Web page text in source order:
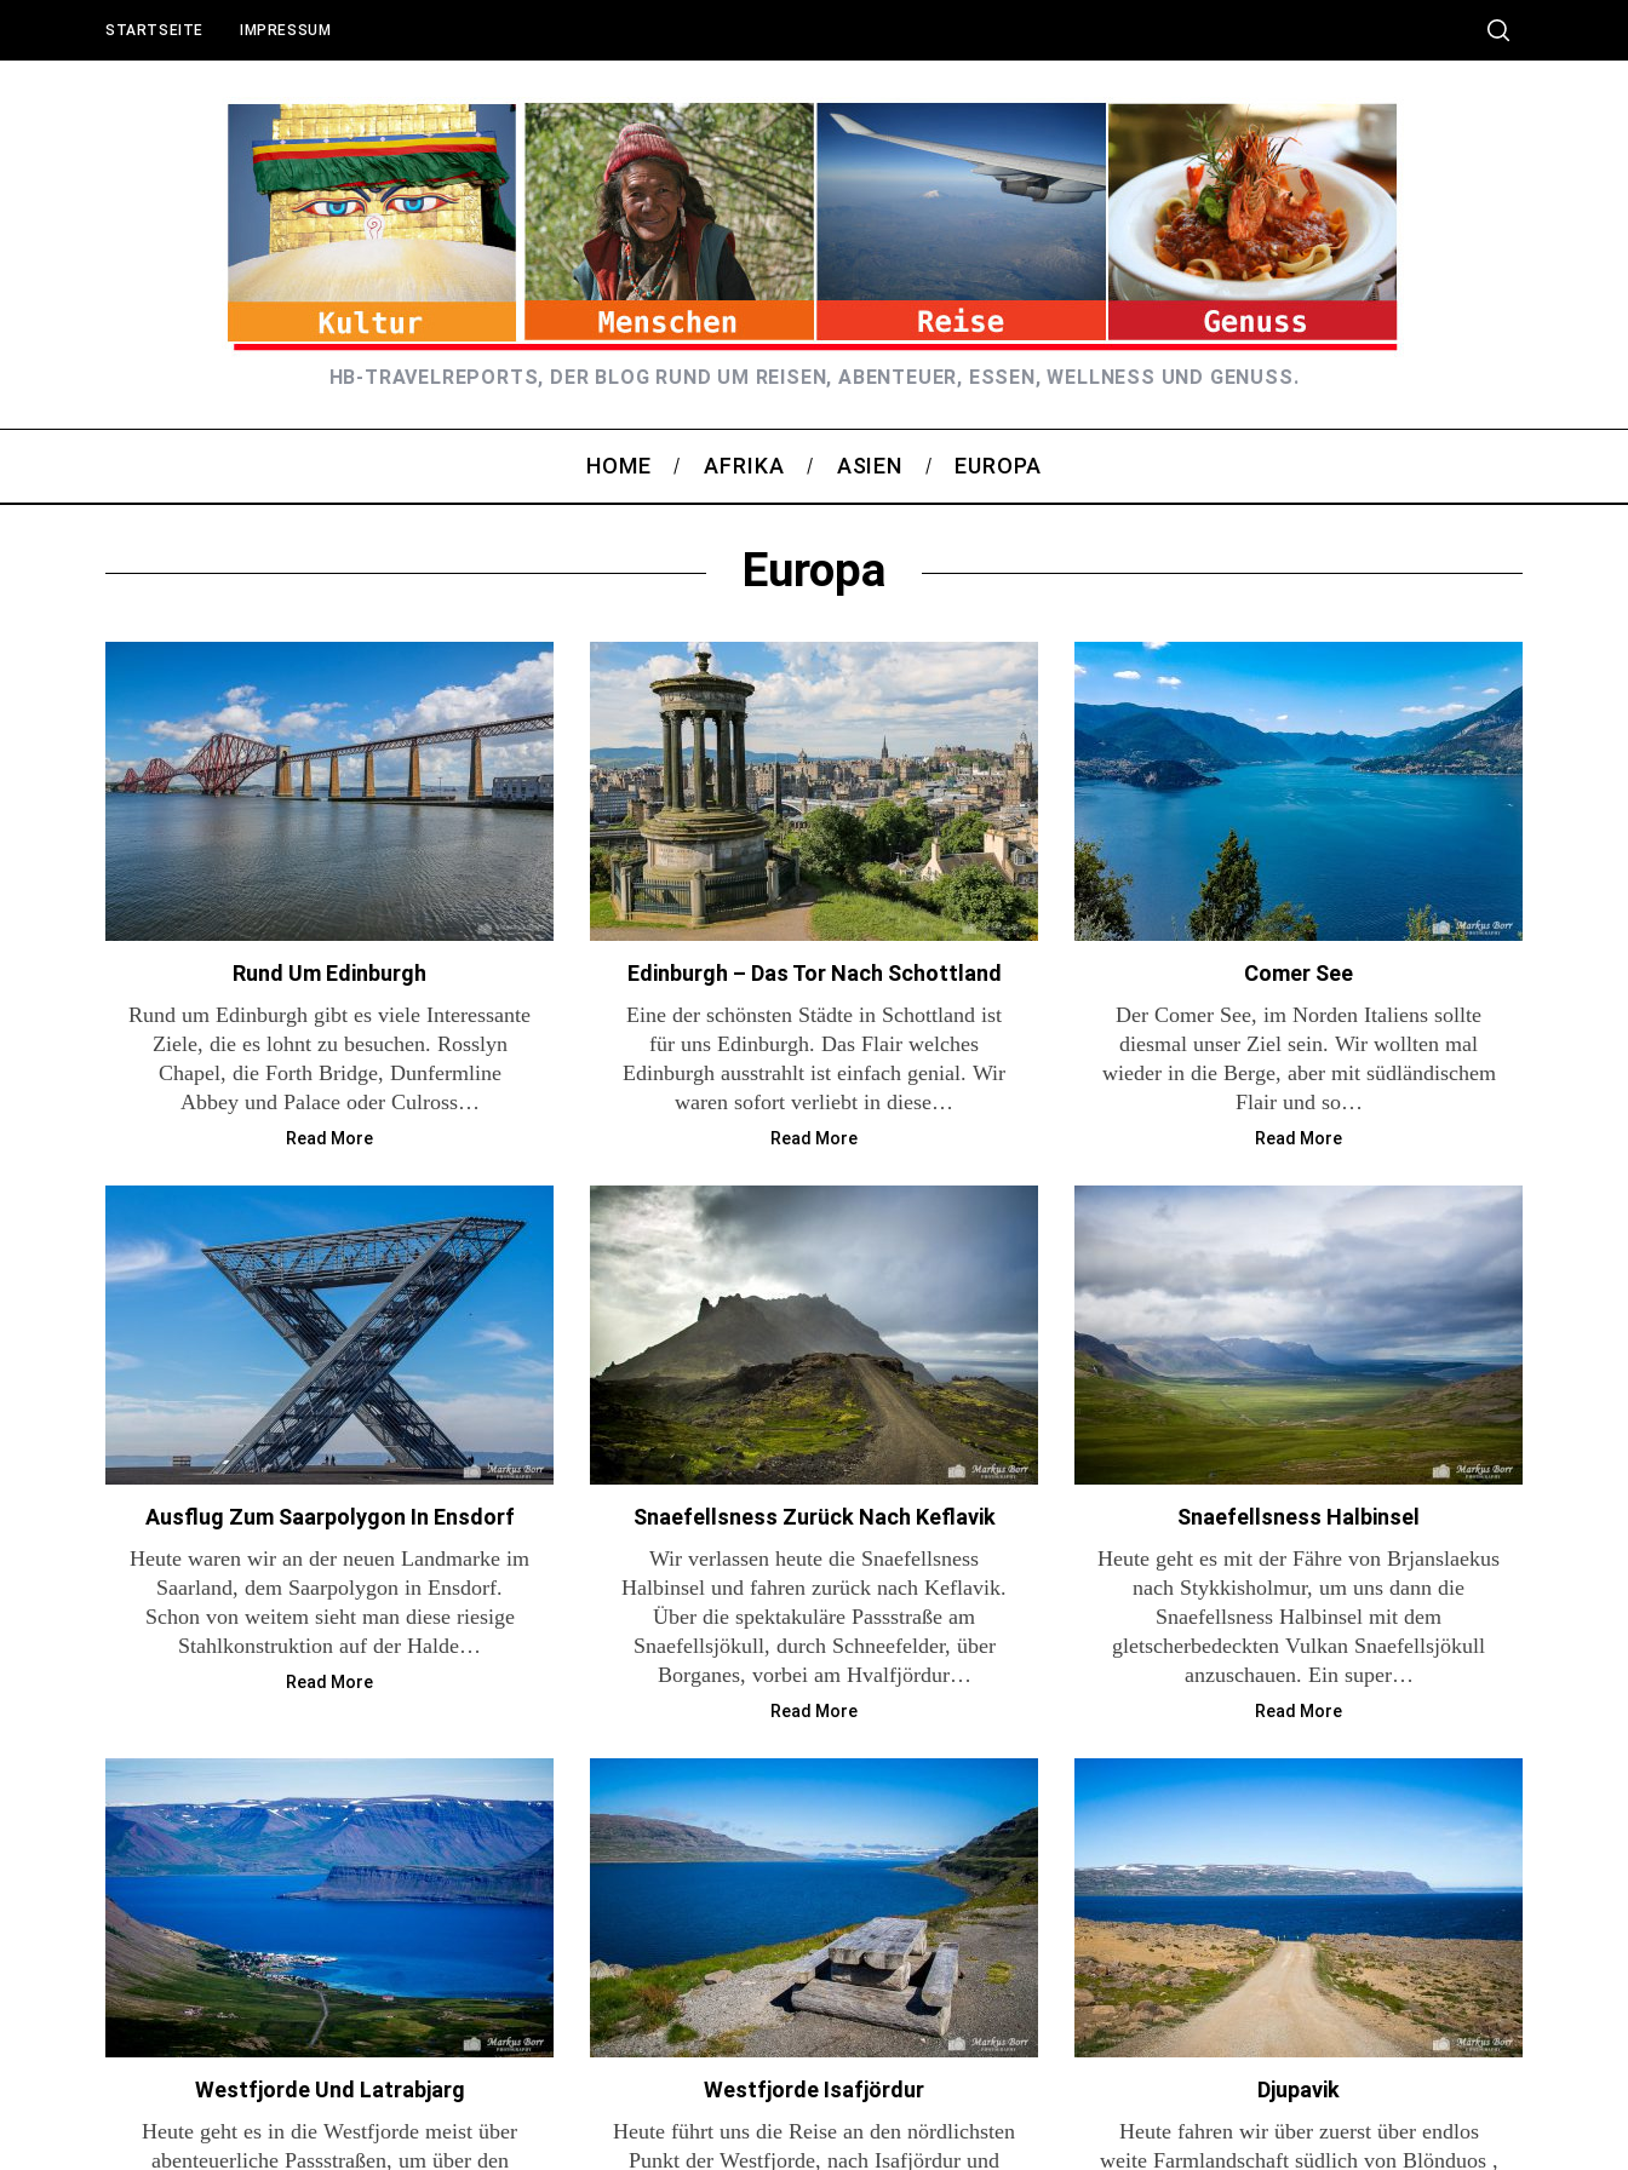
STARTSEITE IMPRESSUM
HB-TRAVELREPORTS, DER BLOG RUND UM REISEN, ABENTEUER, ESSEN, WELLNESS UND GENUSS.
HOME AFRIKA ASIEN EUROPA
Europa
Rund Um Edinburgh
Rund um Edinburgh gibt es viele Interessante
Ziele, die es lohnt zu besuchen. Rosslyn
Chapel, die Forth Bridge, Dunfermline
Abbey und Palace oder Culross…
Read More
Edinburgh – Das Tor Nach Schottland
Eine der schönsten Städte in Schottland ist
für uns Edinburgh. Das Flair welches
Edinburgh ausstrahlt ist einfach genial. Wir
waren sofort verliebt in diese…
Read More
Comer See
Der Comer See, im Norden Italiens sollte
diesmal unser Ziel sein. Wir wollten mal
wieder in die Berge, aber mit südländischem
Flair und so…
Read More
Ausflug Zum Saarpolygon In Ensdorf
Heute waren wir an der neuen Landmarke im
Saarland, dem Saarpolygon in Ensdorf.
Schon von weitem sieht man diese riesige
Stahlkonstruktion auf der Halde…
Read More
Snaefellsness Zurück Nach Keflavik
Wir verlassen heute die Snaefellsness
Halbinsel und fahren zurück nach Keflavik.
Über die spektakuläre Passstraße am
Snaefellsjökull, durch Schneefelder, über
Borganes, vorbei am Hvalfjördur…
Read More
Snaefellsness Halbinsel
Heute geht es mit der Fähre von Brjanslaekus
nach Stykkisholmur, um uns dann die
Snaefellsness Halbinsel mit dem
gletscherbedeckten Vulkan Snaefellsjökull
anzuschauen. Ein super…
Read More
Westfjorde Und Latrabjarg
Heute geht es in die Westfjorde meist über
abenteuerliche Passstraßen, um über den
Westfjorde Isafjördur
Heute führt uns die Reise an den nördlichsten
Punkt der Westfjorde, nach Isafjördur und
Djupavik
Heute fahren wir über zuerst über endlos
weite Farmlandschaft südlich von Blönduos ,
S
f
o
r